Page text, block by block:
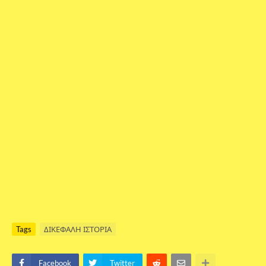
Tags ΔΙΚΕΦΑΛΗ ΙΣΤΟΡΙΑ
Facebook Twitter